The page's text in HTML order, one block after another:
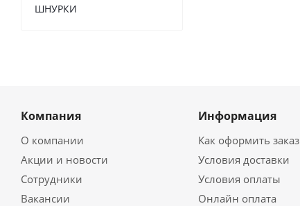
ШНУРКИ
Компания
О компании
Акции и новости
Сотрудники
Вакансии
Информация
Как оформить заказ
Условия доставки
Условия оплаты
Онлайн оплата